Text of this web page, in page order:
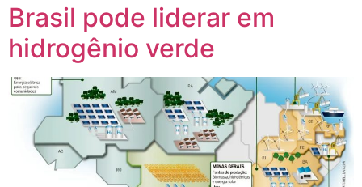
Brasil pode liderar em
hidrogênio verde